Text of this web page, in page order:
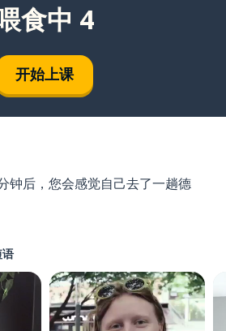
食中 4
开始上课
钟后，您会感觉自己去了一趟德